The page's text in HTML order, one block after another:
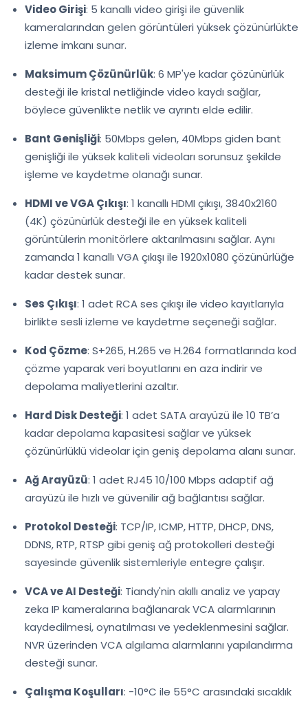
Video Girişi: 5 kanallı video girişi ile güvenlik
kameralarından gelen görüntüleri yüksek çözünürlükte
izleme imkanı sunar.
Maksimum Çözünürlük: 6 MP'ye kadar çözünürlük
desteği ile kristal netliğinde video kaydı sağlar,
böylece güvenlikte netlik ve ayrıntı elde edilir.
Bant Genişliği: 50Mbps gelen, 40Mbps giden bant
genişliği ile yüksek kaliteli videoları sorunsuz şekilde
işleme ve kaydetme olanağı sunar.
HDMI ve VGA Çıkışı: 1 kanallı HDMI çıkışı, 3840x2160
(4K) çözünürlük desteği ile en yüksek kaliteli
görüntülerin monitörlere aktarılmasını sağlar. Aynı
zamanda 1 kanallı VGA çıkışı ile 1920x1080 çözünürlüğe
kadar destek sunar.
Ses Çıkışı: 1 adet RCA ses çıkışı ile video kayıtlarıyla
birlikte sesli izleme ve kaydetme seçeneği sağlar.
Kod Çözme: S+265, H.265 ve H.264 formatlarında kod
çözme yaparak veri boyutlarını en aza indirir ve
depolama maliyetlerini azaltır.
Hard Disk Desteği: 1 adet SATA arayüzü ile 10 TB’a
kadar depolama kapasitesi sağlar ve yüksek
çözünürlüklü videolar için geniş depolama alanı sunar.
Ağ Arayüzü: 1 adet RJ45 10/100 Mbps adaptif ağ
arayüzü ile hızlı ve güvenilir ağ bağlantısı sağlar.
Protokol Desteği: TCP/IP, ICMP, HTTP, DHCP, DNS,
DDNS, RTP, RTSP gibi geniş ağ protokolleri desteği
sayesinde güvenlik sistemleriyle entegre çalışır.
VCA ve AI Desteği: Tiandy'nin akıllı analiz ve yapay
zeka IP kameralarına bağlanarak VCA alarmlarının
kaydedilmesi, oynatılması ve yedeklenmesini sağlar.
NVR üzerinden VCA algılama alarmlarını yapılandırma
desteği sunar.
Çalışma Koşulları: -10°C ile 55°C arasındaki sıcaklık